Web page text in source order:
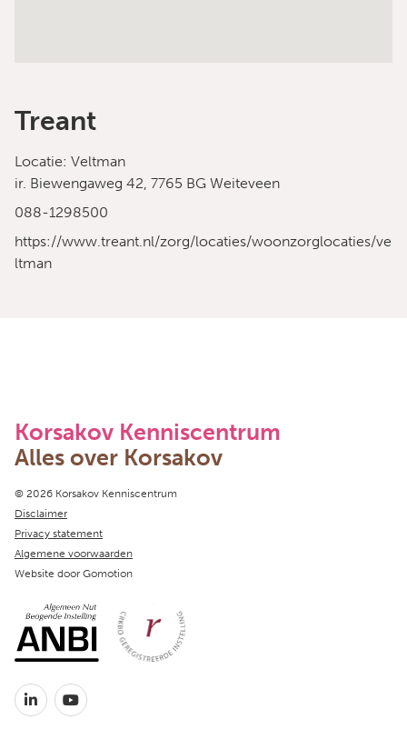
Treant
Locatie: Veltman
ir. Biewengaweg 42, 7765 BG Weiteveen
088-1298500
https://www.treant.nl/zorg/locaties/woonzorglocaties/ve
ltman
Korsakov Kenniscentrum
Alles over Korsakov
Copyright navigation
© 2026 Korsakov Kenniscentrum
Disclaimer
Privacy statement
Algemene voorwaarden
Website door Gomotion